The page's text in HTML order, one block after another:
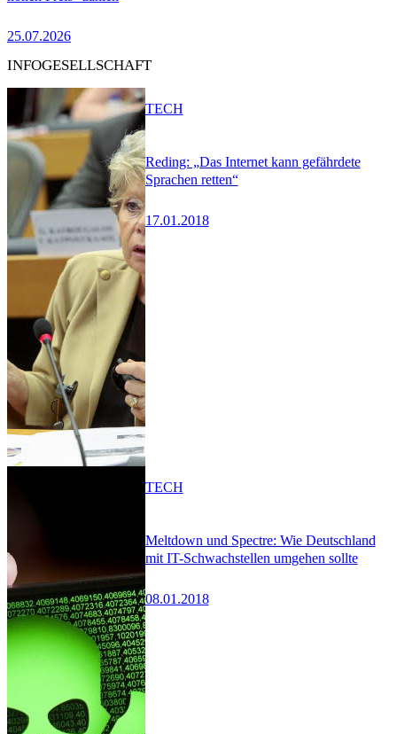
25.07.2026
INFOGESELLSCHAFT
Reding: „Das Internet kann gefährdete
Sprachen retten“
17.01.2018
TECH
Meltdown und Spectre: Wie Deutschland
mit IT-Schwachstellen umgehen sollte
08.01.2018
TECH